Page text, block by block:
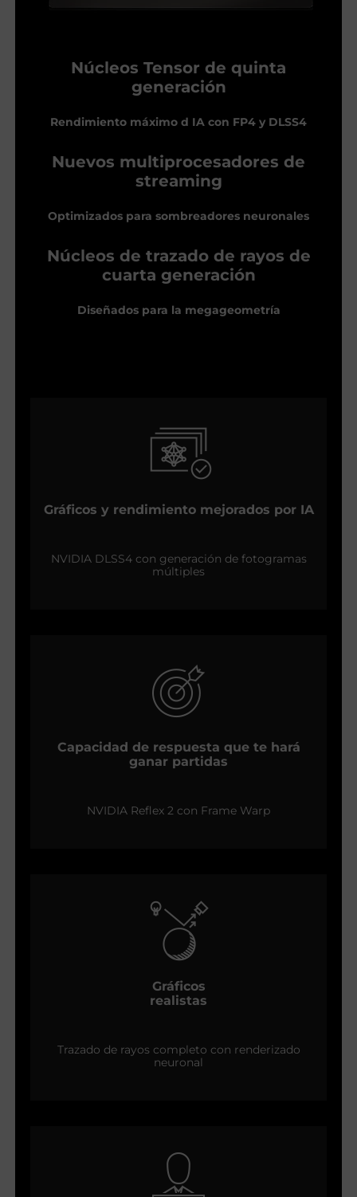
Núcleos Tensor de quinta
generación
Rendimiento máximo d IA con FP4 y DLSS4
Nuevos multiprocesadores de
streaming
Optimizados para sombreadores neuronales
Núcleos de trazado de rayos de
cuarta generación
Diseñados para la megageometría
Gráficos y rendimiento mejorados por IA
NVIDIA DLSS4 con generación de fotogramas
múltiples
Capacidad de respuesta que te hará
ganar partidas
NVIDIA Reflex 2 con Frame Warp
Gráficos
realistas
Trazado de rayos completo con renderizado
neuronal